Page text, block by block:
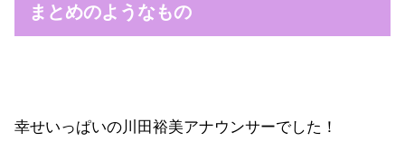
まとめのようなもの
幸せいっぱいの川田裕美アナウンサーでした！